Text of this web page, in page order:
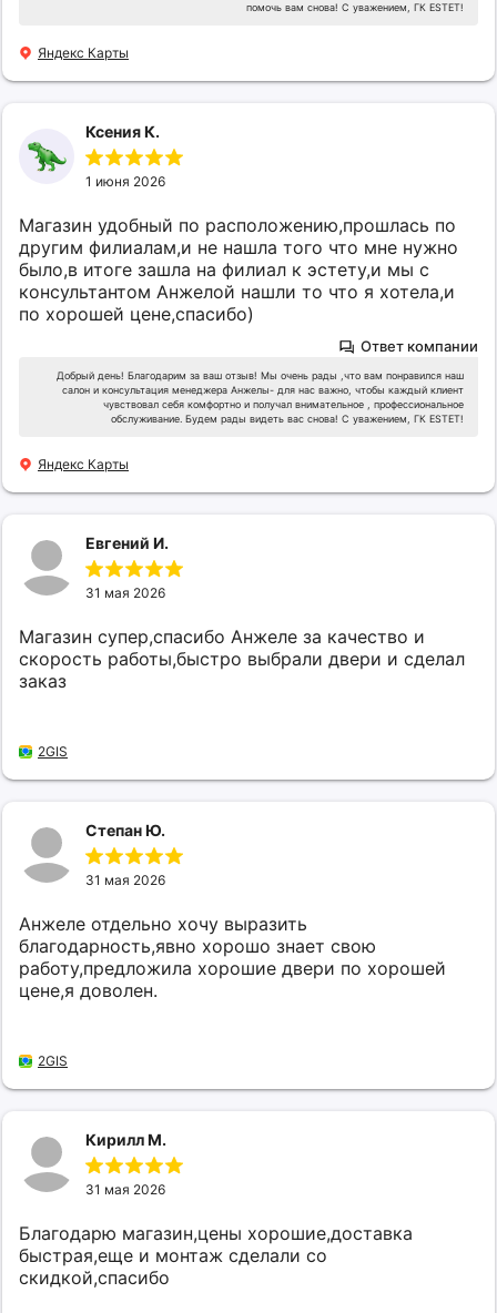
помочь вам снова! С уважением, ГК ESTET!
Яндекс Карты
Ксения К.
1 июня 2026
Магазин удобный по расположению,прошлась по
другим филиалам,и не нашла того что мне нужно
было,в итоге зашла на филиал к эстету,и мы с
консультантом Анжелой нашли то что я хотела,и
по хорошей цене,спасибо)
Ответ компании
Добрый день! Благодарим за ваш отзыв! Мы очень рады ,что вам понравился наш
салон и консультация менеджера Анжелы- для нас важно, чтобы каждый клиент
чувствовал себя комфортно и получал внимательное , профессиональное
обслуживание. Будем рады видеть вас снова! С уважением, ГК ESTET!
Яндекс Карты
Евгений И.
31 мая 2026
Магазин супер,спасибо Анжеле за качество и
скорость работы,быстро выбрали двери и сделал
заказ
2GIS
Степан Ю.
31 мая 2026
Анжеле отдельно хочу выразить
благодарность,явно хорошо знает свою
работу,предложила хорошие двери по хорошей
цене,я доволен.
2GIS
Кирилл М.
31 мая 2026
Благодарю магазин,цены хорошие,доставка
быстрая,еще и монтаж сделали со
скидкой,спасибо